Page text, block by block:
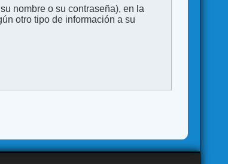
nombre o su contraseña), en la
otro tipo de información a su